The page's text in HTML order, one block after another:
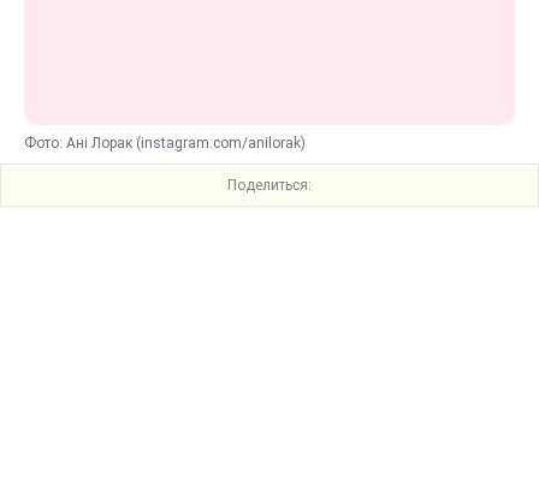
Фото: Ані Лорак (instagram.com/anilorak)
Поделиться: